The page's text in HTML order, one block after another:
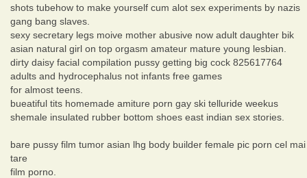
shots tubehow to make yourself cum alot sex experiments by nazis
gang bang slaves.
sexy secretary legs moive mother abusive now adult daughter bik
asian natural girl on top orgasm amateur mature young lesbian.
dirty daisy facial compilation pussy getting big cock 825617764
adults and hydrocephalus not infants free games
for almost teens.
bueatiful tits homemade amiture porn gay ski telluride weekus
shemale insulated rubber bottom shoes east indian sex stories.
bare pussy film tumor asian lhg body builder female pic porn cel mai
tare
film porno.